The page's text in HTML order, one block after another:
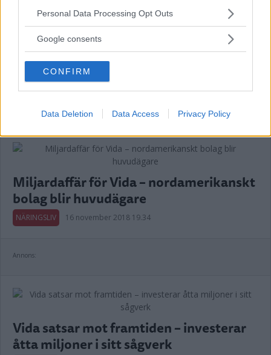
Please note that this website/app uses one or more Google
not limited to your visit or usage behaviour. You may click to
use your data for below specified purposes in below Google
consent section.
Personal Data Processing Opt Outs
Google consents
CONFIRM
Data Deletion Data Access Privacy Policy
Vimmerbyföretaget växer och
nyanställer
NÄRINGSLIV 06 februari 2020 08.00
Miljardaffär för Vida – nordamerikanskt
bolag blir huvudägare
NÄRINGSLIV 16 november 2018 19.34
Annons:
Vida satsar mot framtiden – investerar
åtta miljoner i sitt sågverk